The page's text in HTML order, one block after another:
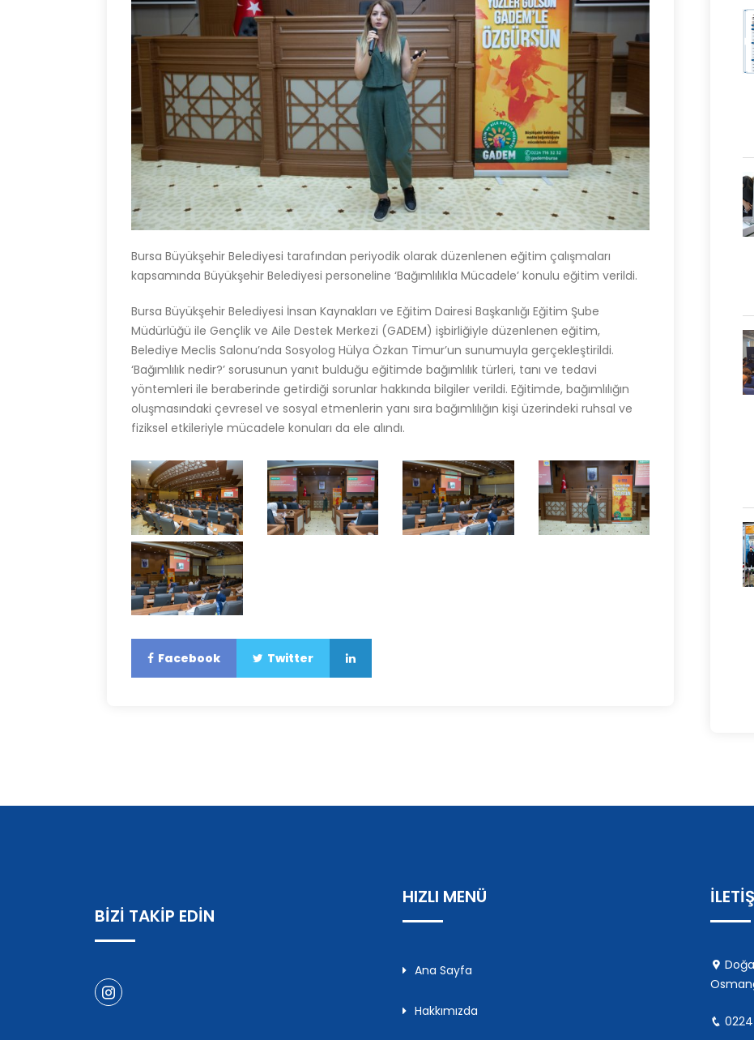
Bursa Büyükşehir Belediyesi tarafından periyodik olarak düzenlenen eğitim çalışmaları
kapsamında Büyükşehir Belediyesi personeline ‘Bağımlılıkla Mücadele’ konulu eğitim verildi.
Bursa Büyükşehir Belediyesi İnsan Kaynakları ve Eğitim Dairesi Başkanlığı Eğitim Şube
Müdürlüğü ile Gençlik ve Aile Destek Merkezi (GADEM) işbirliğiyle düzenlenen eğitim,
Belediye Meclis Salonu’nda Sosyolog Hülya Özkan Timur’un sunumuyla gerçekleştirildi.
‘Bağımlılık nedir?’ sorusunun yanıt bulduğu eğitimde bağımlılık türleri, tanı ve tedavi
yöntemleri ile beraberinde getirdiği sorunlar hakkında bilgiler verildi. Eğitimde, bağımlılığın
oluşmasındaki çevresel ve sosyal etmenlerin yanı sıra bağımlılığın kişi üzerindeki ruhsal ve
fiziksel etkileriyle mücadele konuları da ele alındı.
Facebook Twitter
BİZİ TAKİP EDİN
HIZLI MENÜ
Ana Sayfa
Hakkımızda